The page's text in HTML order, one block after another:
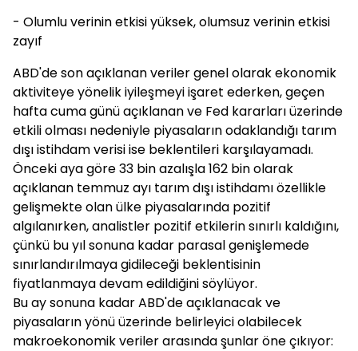
- Olumlu verinin etkisi yüksek, olumsuz verinin etkisi
zayıf
ABD'de son açıklanan veriler genel olarak ekonomik
aktiviteye yönelik iyileşmeyi işaret ederken, geçen
hafta cuma günü açıklanan ve Fed kararları üzerinde
etkili olması nedeniyle piyasaların odaklandığı tarım
dışı istihdam verisi ise beklentileri karşılayamadı.
Önceki aya göre 33 bin azalışla 162 bin olarak
açıklanan temmuz ayı tarım dışı istihdamı özellikle
gelişmekte olan ülke piyasalarında pozitif
algılanırken, analistler pozitif etkilerin sınırlı kaldığını,
çünkü bu yıl sonuna kadar parasal genişlemede
sınırlandırılmaya gidileceği beklentisinin
fiyatlanmaya devam edildiğini söylüyor.
Bu ay sonuna kadar ABD'de açıklanacak ve
piyasaların yönü üzerinde belirleyici olabilecek
makroekonomik veriler arasında şunlar öne çıkıyor: